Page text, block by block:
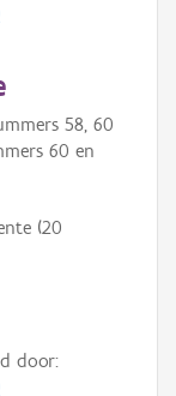
58, 60
60 en
(20
door: